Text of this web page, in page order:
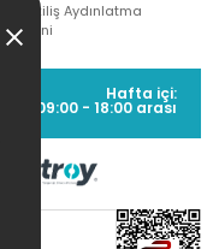
Çekiliş Aydınlatma
Metni
Hafta içi:
09:00 - 18:00 arası